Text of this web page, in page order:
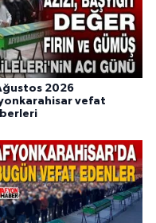
2026
vefat